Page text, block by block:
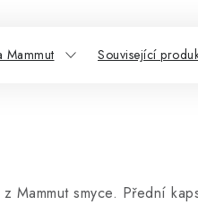
Mammut Související
Mammut smyce. Přední